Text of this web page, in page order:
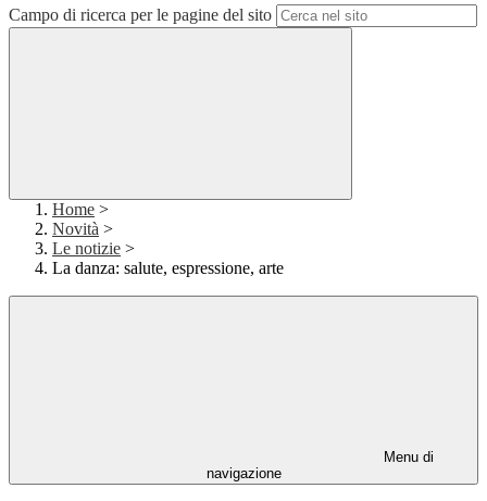
Campo di ricerca per le pagine del sito
Home >
Novità >
Le notizie >
La danza: salute, espressione, arte
Menu di
navigazione